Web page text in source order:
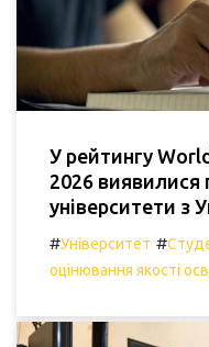
У рейтингу
2026 виявилися
університети з
#Університет #
оцінювання якості